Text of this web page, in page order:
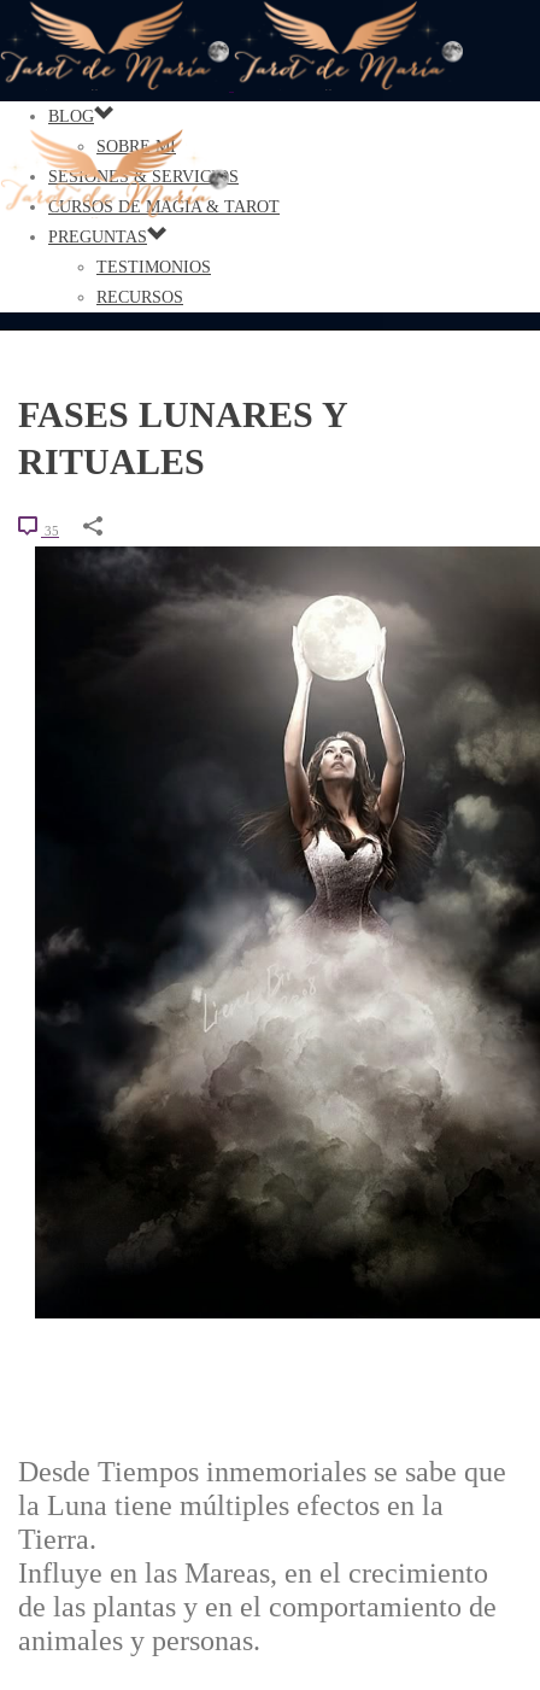
BLOG
SOBRE MÍ
SESIONES & SERVICIOS
CURSOS DE MAGIA & TAROT
PREGUNTAS
TESTIMONIOS
RECURSOS
FASES LUNARES Y
RITUALES
35
Desde Tiempos inmemoriales se sabe que
la Luna tiene múltiples efectos en la
Tierra.
Influye en las Mareas, en el crecimiento
de las plantas y en el comportamiento de
animales y personas.